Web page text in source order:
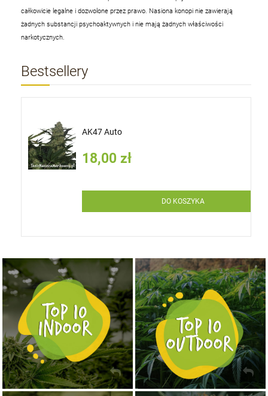
całkowicie legalne i dozwolone przez prawo. Nasiona konopi nie zawierają
żadnych substancji psychoaktywnych i nie mają żadnych właściwości
narkotycznych.
Bestsellery
AK47 Auto
18,00 zł
DO KOSZYKA
NASIONA MARIHUANY TOP 10 INDOOR
KUP TERAZ NASIONA MARIHUANY TOP 10 OUTDOOR
KUP TERAZ